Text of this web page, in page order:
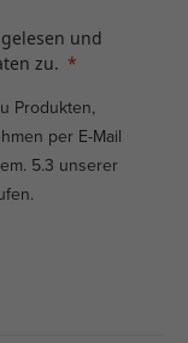
und
zu.
Produkten,
per E-Mail
5.3 unserer